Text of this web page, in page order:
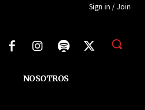
Sign in / Join
NOSOTROS